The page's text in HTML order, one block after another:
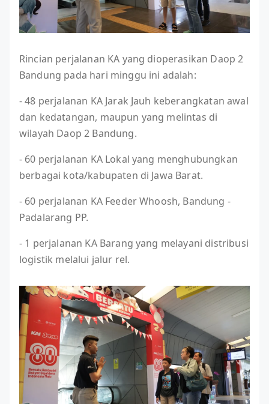
Rincian perjalanan KA yang dioperasikan Daop 2
Bandung pada hari minggu ini adalah:
- 48 perjalanan KA Jarak Jauh keberangkatan awal
dan kedatangan, maupun yang melintas di
wilayah Daop 2 Bandung.
- 60 perjalanan KA Lokal yang menghubungkan
berbagai kota/kabupaten di Jawa Barat.
- 60 perjalanan KA Feeder Whoosh, Bandung -
Padalarang PP.
- 1 perjalanan KA Barang yang melayani distribusi
logistik melalui jalur rel.